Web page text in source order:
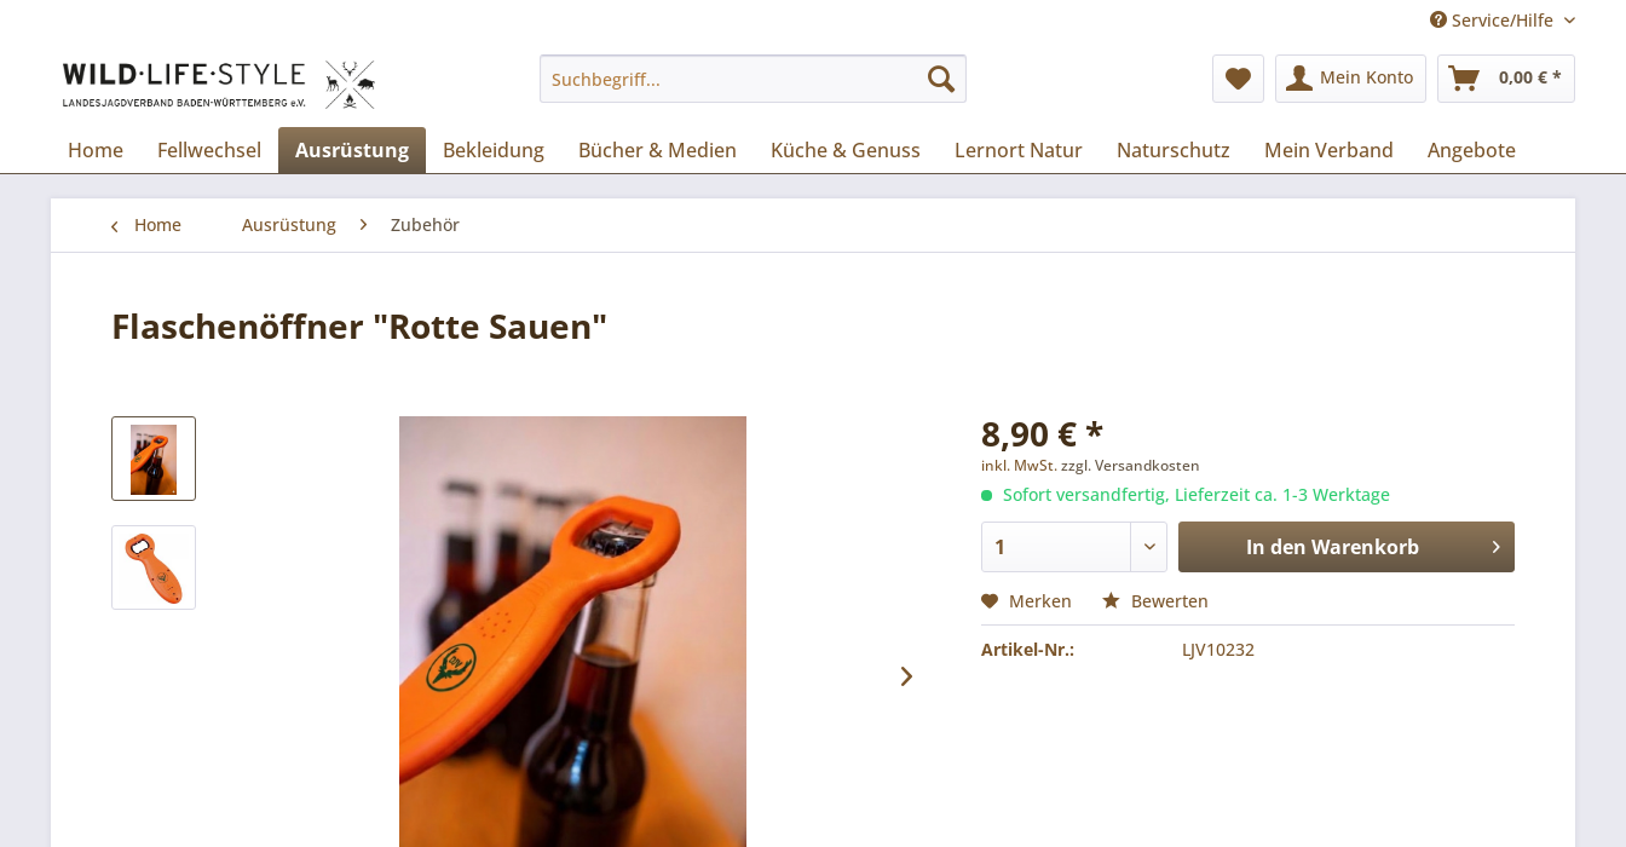
Service/Hilfe
Mein Konto 0,00 € *
Home Fellwechsel Ausrüstung Bekleidung Bücher & Medien Küche & Genuss Lernort Natur Naturschutz Mein Verband Angebote
Home Ausrüstung Zubehör
Flaschenöffner "Rotte Sauen"
8,90 € *
inkl. MwSt.zzgl. Versandkosten
Sofort versandfertig, Lieferzeit ca. 1-3 Werktage
In den Warenkorb
Merken Bewerten
Artikel-Nr.: LJV10232